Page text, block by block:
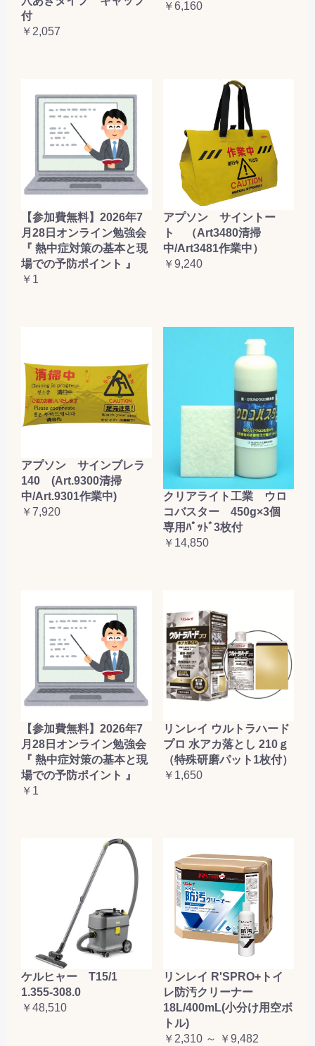
付
￥2,057
￥6,160
【参加費無料】2026年7
月28日オンライン勉強会
『 熱中症対策の基本と現
場での予防ポイント 』
￥1
アプソン サイントー
ト （Art3480清掃
中/Art3481作業中）
￥9,240
アプソン サインブレラ
140 (Art.9300清掃
中/Art.9301作業中)
￥7,920
クリアライト工業 ウロ
コバスター 450g×3個
専用ﾊﾟｯﾄﾞ3枚付
￥14,850
【参加費無料】2026年7
月28日オンライン勉強会
『 熱中症対策の基本と現
場での予防ポイント 』
￥1
リンレイ ウルトラハード
プロ 水アカ落とし 210ｇ
（特殊研磨パット1枚付）
￥1,650
ケルヒャー T15/1
1.355-308.0
￥48,510
リンレイ R'SPRO+トイ
レ防汚クリーナー
18L/400mL(小分け用空ボ
トル)
￥2,310 ～ ￥9,482